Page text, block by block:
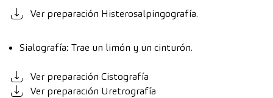
Ver preparación Histerosalpingografía.
Sialografía: Trae un limón y un cinturón.
Ver preparación Cistografía
Ver preparación Uretrografía